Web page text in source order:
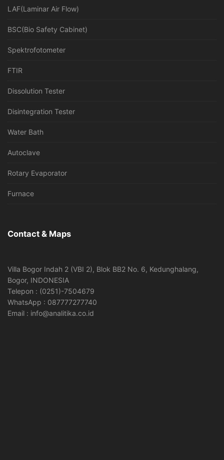
LAF(Laminar Air Flow)
BSC(Bio Safety Cabinet)
Spektrofotometer
FTIR
Dissolution Tester
Disintegration Tester
Water Bath
Autoclave
Rotary Evaporator
Furnace
Contact & Maps
Villa Bogor Indah 2 (VBI 2), Blok BB2 No. 6, Kedunghalang,
Bogor, INDONESIA
Telepon : (0251)-7504679
WhatsApp : 087777277740
Email : info@analitika.co.id